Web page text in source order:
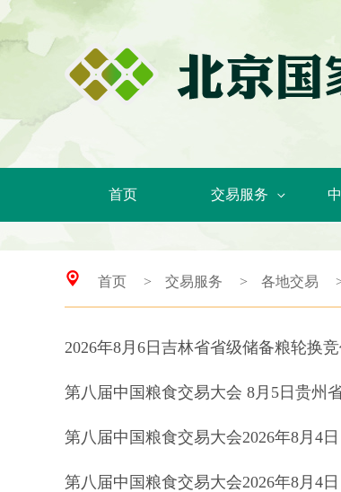
首页 交易服务
首页 > 交易服务 > 各地交易
2026年8月6日吉林省省级储备粮轮换
第八届中国粮食交易大会 8月5日贵州
第八届中国粮食交易大会2026年8月4
第八届中国粮食交易大会2026年8月4